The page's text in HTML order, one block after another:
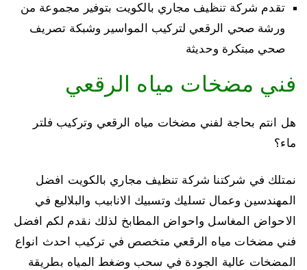
تقدم شركة تنظيف مجاري بالكويت بتوفير مجموعة من
ورشة صحي الرقعي لتركيب المواسير وشبكة تصريف
صحي مبتكرة وحديثة
فني مضخات مياه الرقعي
هل انتم بحاجة لفني مضخات مياه الرقعي وتركيب فلتر
ماء؟
نمتلك في شركتنا شركة تنظيف مجاري بالكويت افضل
المهندسين وعمال تسليك وتسبيك الانابيب والبلاليع في
الاحواض المغاسل واحواض المطابخ لذلك نقدم لكم افضل
فني مضخات مياه الرقعي متخصص في تركيب احدث انواع
المضخات عالية الجودة في سحب وضغط المياه بطريقة